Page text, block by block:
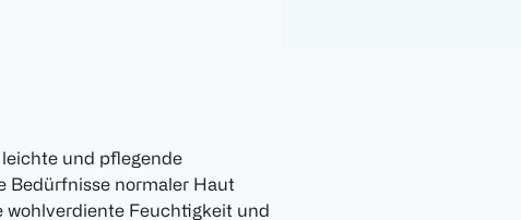
und pflegende
Bedürfnisse normaler Haut
wohlverdiente Feuchtigkeit und